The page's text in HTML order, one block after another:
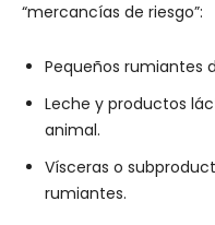
“mercancías de riesgo”:
Pequeños rumiantes
Leche y productos
animal.
Vísceras o
rumiantes.